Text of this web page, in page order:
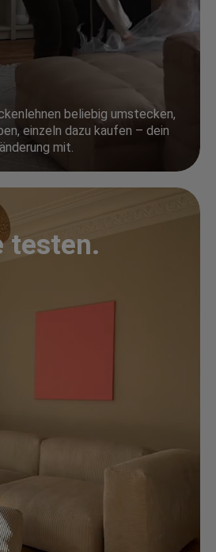
beliebig umstecken,
einzeln dazu kaufen – dein
mit.
testen.